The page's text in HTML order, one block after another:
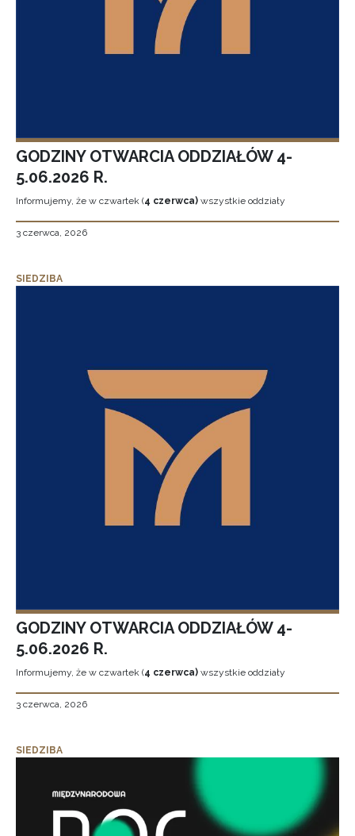
GODZINY OTWARCIA ODDZIAŁÓW 4-
5.06.2026 R.
Informujemy, że w czwartek (4 czerwca) wszystkie oddziały
3 czerwca, 2026
SIEDZIBA
GODZINY OTWARCIA ODDZIAŁÓW 4-
5.06.2026 R.
Informujemy, że w czwartek (4 czerwca) wszystkie oddziały
3 czerwca, 2026
SIEDZIBA